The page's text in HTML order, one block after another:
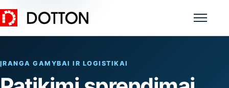
ĮRANGA GAMYBAI IR LOGISTIKAI